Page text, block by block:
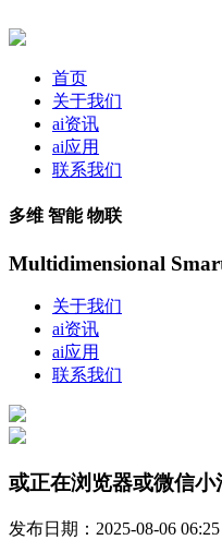
首页
关于我们
ai资讯
ai应用
联系我们
多维 智能 物联
Multidimensional
关于我们
ai资讯
ai应用
联系我们
或正在浏览器或微信
发布日期：2025-08-06 06:25